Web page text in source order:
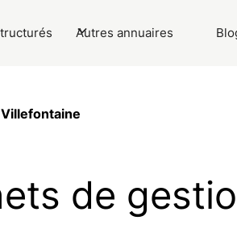
Autres annuaires
Villefontaine
de